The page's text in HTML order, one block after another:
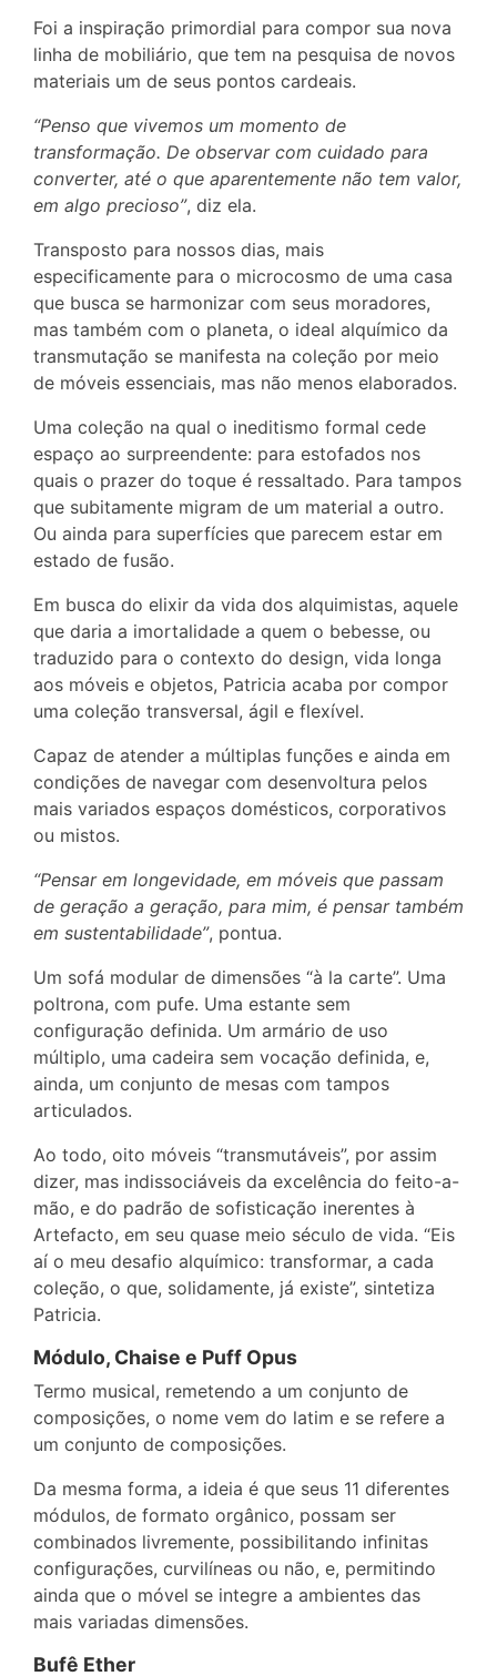
Foi a inspiração primordial para compor sua nova
linha de mobiliário, que tem na pesquisa de novos
materiais um de seus pontos cardeais.
“Penso que vivemos um momento de
transformação. De observar com cuidado para
converter, até o que aparentemente não tem valor,
em algo precioso”, diz ela.
Transposto para nossos dias, mais
especificamente para o microcosmo de uma casa
que busca se harmonizar com seus moradores,
mas também com o planeta, o ideal alquímico da
transmutação se manifesta na coleção por meio
de móveis essenciais, mas não menos elaborados.
Uma coleção na qual o ineditismo formal cede
espaço ao surpreendente: para estofados nos
quais o prazer do toque é ressaltado. Para tampos
que subitamente migram de um material a outro.
Ou ainda para superfícies que parecem estar em
estado de fusão.
Em busca do elixir da vida dos alquimistas, aquele
que daria a imortalidade a quem o bebesse, ou
traduzido para o contexto do design, vida longa
aos móveis e objetos, Patricia acaba por compor
uma coleção transversal, ágil e flexível.
Capaz de atender a múltiplas funções e ainda em
condições de navegar com desenvoltura pelos
mais variados espaços domésticos, corporativos
ou mistos.
“Pensar em longevidade, em móveis que passam
de geração a geração, para mim, é pensar também
em sustentabilidade”, pontua.
Um sofá modular de dimensões “à la carte”. Uma
poltrona, com pufe. Uma estante sem
configuração definida. Um armário de uso
múltiplo, uma cadeira sem vocação definida, e,
ainda, um conjunto de mesas com tampos
articulados.
Ao todo, oito móveis “transmutáveis”, por assim
dizer, mas indissociáveis da excelência do feito-a-
mão, e do padrão de sofisticação inerentes à
Artefacto, em seu quase meio século de vida. “Eis
aí o meu desafio alquímico: transformar, a cada
coleção, o que, solidamente, já existe”, sintetiza
Patricia.
Módulo, Chaise e Puff Opus
Termo musical, remetendo a um conjunto de
composições, o nome vem do latim e se refere a
um conjunto de composições.
Da mesma forma, a ideia é que seus 11 diferentes
módulos, de formato orgânico, possam ser
combinados livremente, possibilitando infinitas
configurações, curvilíneas ou não, e, permitindo
ainda que o móvel se integre a ambientes das
mais variadas dimensões.
Bufê Ether